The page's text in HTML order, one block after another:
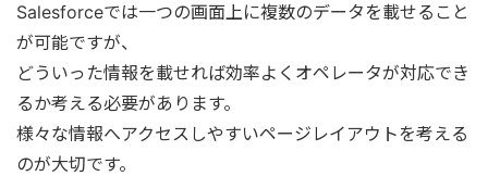
Salesforceでは一つの画面上に複数のデータを載せること
が可能ですが、
どういった情報を載せれば効率よくオペレータが対応でき
るか考える必要があります。
様々な情報へアクセスしやすいページレイアウトを考える
のが大切です。